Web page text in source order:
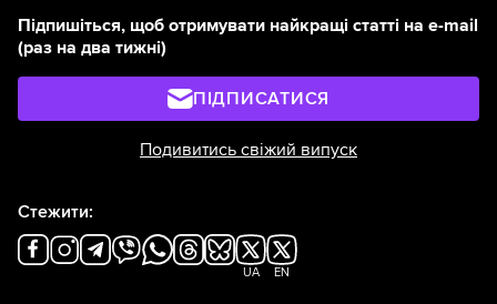
Підпишіться, щоб отримувати найкращі статті на e-mail
(раз на два тижні)
ПІДПИСАТИСЯ
Подивитись свіжий випуск
Стежити:
UA EN